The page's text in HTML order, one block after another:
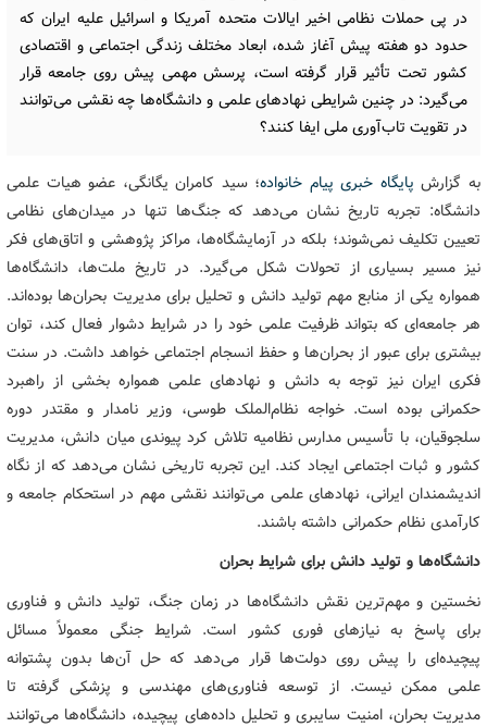
در پی حملات نظامی اخیر ایالات متحده آمریکا و اسرائیل علیه ایران که
حدود دو هفته پیش آغاز شده، ابعاد مختلف زندگی اجتماعی و اقتصادی
کشور تحت تأثیر قرار گرفته است، پرسش مهمی پیش روی جامعه قرار
می‌گیرد: در چنین شرایطی نهادهای علمی و دانشگاه‌ها چه نقشی می‌توانند
در تقویت تاب‌آوری ملی ایفا کنند؟
به گزارش پایگاه خبری پیام خانواده؛ سید کامران یگانگی، عضو هیات علمی
دانشگاه: تجربه تاریخ نشان می‌دهد که جنگ‌ها تنها در میدان‌های نظامی
تعیین تکلیف نمی‌شوند؛ بلکه در آزمایشگاه‌ها، مراکز پژوهشی و اتاق‌های فکر
نیز مسیر بسیاری از تحولات شکل می‌گیرد. در تاریخ ملت‌ها، دانشگاه‌ها
همواره یکی از منابع مهم تولید دانش و تحلیل برای مدیریت بحران‌ها بوده‌اند.
هر جامعه‌ای که بتواند ظرفیت علمی خود را در شرایط دشوار فعال کند، توان
بیشتری برای عبور از بحران‌ها و حفظ انسجام اجتماعی خواهد داشت. در سنت
فکری ایران نیز توجه به دانش و نهادهای علمی همواره بخشی از راهبرد
حکمرانی بوده است. خواجه نظام‌الملک طوسی، وزیر نامدار و مقتدر دوره
سلجوقیان، با تأسیس مدارس نظامیه تلاش کرد پیوندی میان دانش، مدیریت
کشور و ثبات اجتماعی ایجاد کند. این تجربه تاریخی نشان می‌دهد که از نگاه
اندیشمندان ایرانی، نهادهای علمی می‌توانند نقشی مهم در استحکام جامعه و
کارآمدی نظام حکمرانی داشته باشند.
دانشگاه‌ها و تولید دانش برای شرایط بحران
نخستین و مهم‌ترین نقش دانشگاه‌ها در زمان جنگ، تولید دانش و فناوری
برای پاسخ به نیازهای فوری کشور است. شرایط جنگی معمولاً مسائل
پیچیده‌ای را پیش روی دولت‌ها قرار می‌دهد که حل آن‌ها بدون پشتوانه
علمی ممکن نیست. از توسعه فناوری‌های مهندسی و پزشکی گرفته تا
مدیریت بحران، امنیت سایبری و تحلیل داده‌های پیچیده، دانشگاه‌ها می‌توانند